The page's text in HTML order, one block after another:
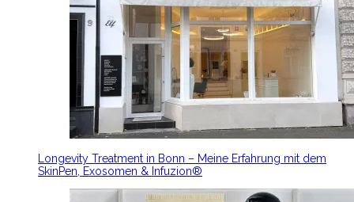
Longevity Treatment in Bonn – Meine Erfahrung mit dem
SkinPen, Exosomen & Infuzion®